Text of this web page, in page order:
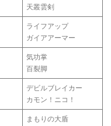
天叢雲剣
ライフアップ
ガイアアーマー
気功掌
百裂脚
デビルブレイカー
カモン！ニコ！
まもりの大盾